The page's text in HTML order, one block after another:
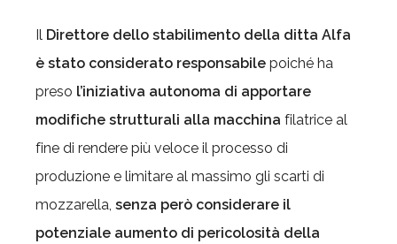
Il Direttore dello stabilimento della ditta Alfa
è stato considerato responsabile poiché ha
preso l’iniziativa autonoma di apportare
modifiche strutturali alla macchina filatrice al
fine di rendere più veloce il processo di
produzione e limitare al massimo gli scarti di
mozzarella, senza però considerare il
potenziale aumento di pericolosità della